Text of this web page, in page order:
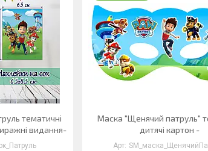
тематичні
видання-
Маска "Щенячий патруль"
дитячі картон -